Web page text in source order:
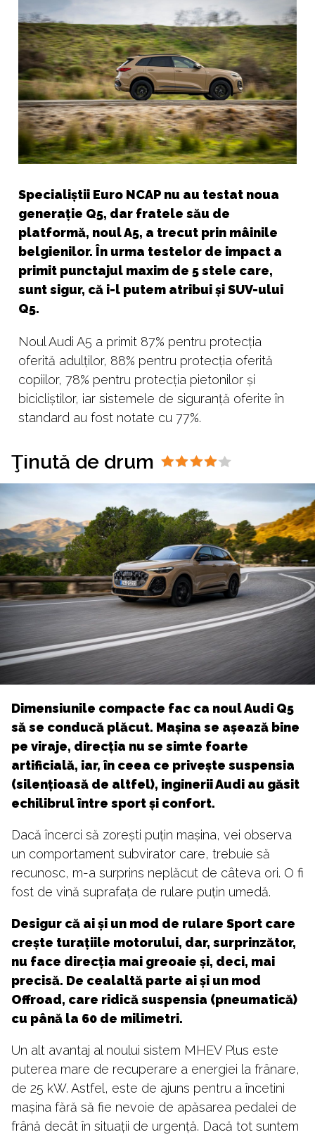
Specialiștii Euro NCAP nu au testat noua
generație Q5, dar fratele său de
platformă, noul A5, a trecut prin mâinile
belgienilor. În urma testelor de impact a
primit punctajul maxim de 5 stele care,
sunt sigur, că i-l putem atribui și SUV-ului
Q5.
Noul Audi A5 a primit 87% pentru protecția
oferită adulților, 88% pentru protecția oferită
copiilor, 78% pentru protecția pietonilor și
bicicliștilor, iar sistemele de siguranță oferite în
standard au fost notate cu 77%.
Ţinută de drum
Dimensiunile compacte fac ca noul Audi Q5
să se conducă plăcut. Mașina se așează bine
pe viraje, direcția nu se simte foarte
artificială, iar, în ceea ce privește suspensia
(silențioasă de altfel), inginerii Audi au găsit
echilibrul între sport și confort.
Dacă încerci să zorești puțin mașina, vei observa
un comportament subvirator care, trebuie să
recunosc, m-a surprins neplăcut de câteva ori. O fi
fost de vină suprafața de rulare puțin umedă.
Desigur că ai și un mod de rulare Sport care
crește turațiile motorului, dar, surprinzător,
nu face direcția mai greoaie și, deci, mai
precisă. De cealaltă parte ai și un mod
Offroad, care ridică suspensia (pneumatică)
cu până la 60 de milimetri.
Un alt avantaj al noului sistem MHEV Plus este
puterea mare de recuperare a energiei la frânare,
de 25 kW. Astfel, este de ajuns pentru a încetini
mașina fără să fie nevoie de apăsarea pedalei de
frână decât în situații de urgență. Dacă tot suntem